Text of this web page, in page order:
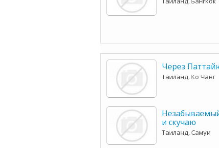
Через
Таиланд, Ко Чанг
и скучаю
Таиланд, Самуи